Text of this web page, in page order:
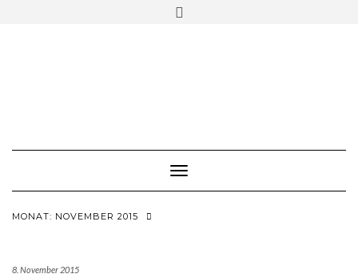
Toggle Navigation
MONAT: NOVEMBER 2015
8. November 2015